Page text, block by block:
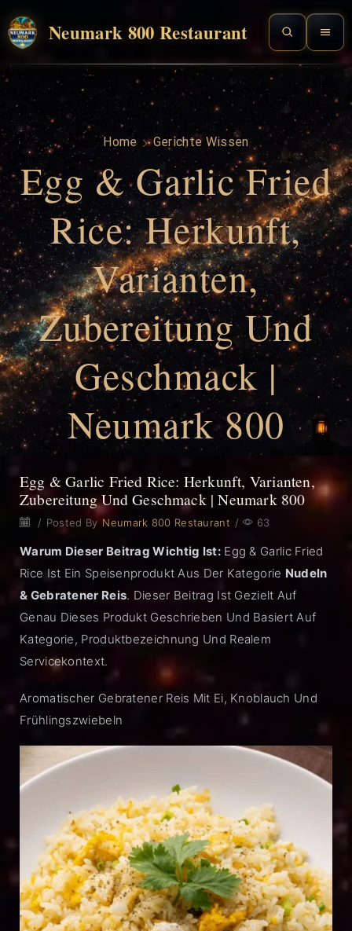
Neumark 800 Restaurant
Home Gerichte Wissen
Egg & Garlic Fried
Rice: Herkunft,
Varianten,
Zubereitung Und
Geschmack |
Neumark 800
Egg & Garlic Fried Rice: Herkunft, Varianten,
Zubereitung Und Geschmack | Neumark 800
/ Posted By Neumark 800 Restaurant / 63
Warum Dieser Beitrag Wichtig Ist:Egg & Garlic Fried
Rice Ist Ein Speisenprodukt Aus Der Kategorie Nudeln
& Gebratener Reis. Dieser Beitrag Ist Gezielt Auf
Genau Dieses Produkt Geschrieben Und Basiert Auf
Kategorie, Produktbezeichnung Und Realem
Servicekontext.
Aromatischer Gebratener Reis Mit Ei, Knoblauch Und
Frühlingszwiebeln